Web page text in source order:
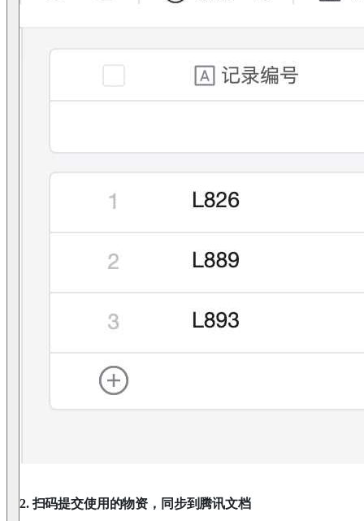
2. 扫码提交使用的物资，同步到腾讯文档